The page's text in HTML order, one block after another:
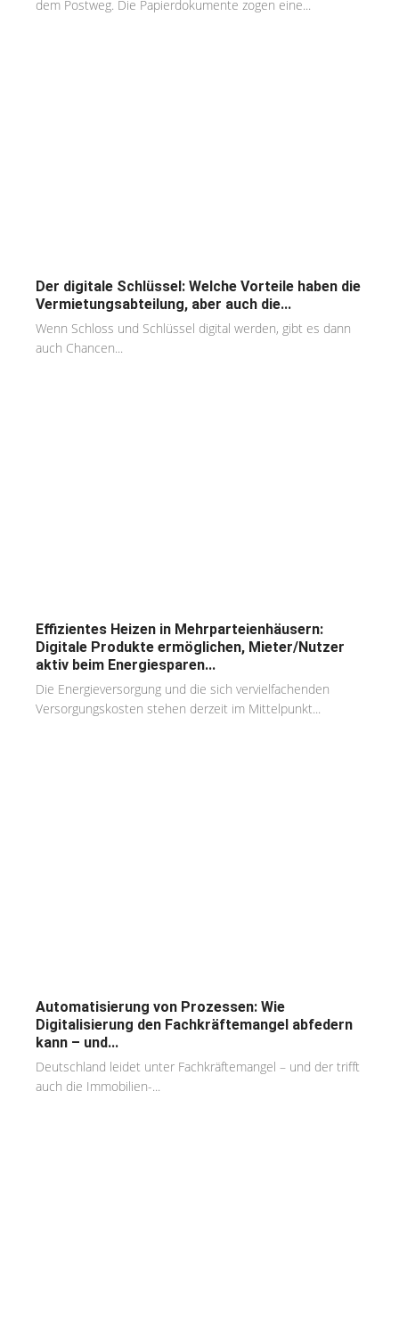
dem Postweg. Die Papierdokumente zogen eine...
Der digitale Schlüssel: Welche Vorteile haben die
Vermietungsabteilung, aber auch die...
Wenn Schloss und Schlüssel digital werden, gibt es dann
auch Chancen...
Effizientes Heizen in Mehrparteienhäusern:
Digitale Produkte ermöglichen, Mieter/Nutzer
aktiv beim Energiesparen...
Die Energieversorgung und die sich vervielfachenden
Versorgungskosten stehen derzeit im Mittelpunkt...
Automatisierung von Prozessen: Wie
Digitalisierung den Fachkräftemangel abfedern
kann – und...
Deutschland leidet unter Fachkräftemangel – und der trifft
auch die Immobilien-...